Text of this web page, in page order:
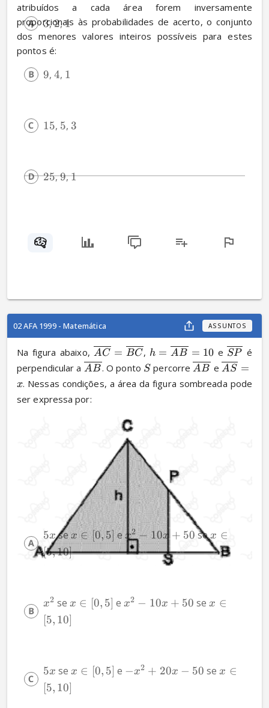
atribuídos a cada área forem inversamente
proporcionais às probabilidades de acerto, o conjunto
dos menores valores inteiros possíveis para estes
pontos é:
3, 2, 1
9, 4, 1
15, 5, 3
25, 9, 1
02 AFA 1999 - Matemática ASSUNTOS
Na figura abaixo, AC = BC, h = AB = 10 e SP é
perpendicular a AB. O ponto S percorre AB e AS =
x. Nessas condições, a área da figura sombreada pode
ser expressa por:
5x se x ∈ [0, 5] e x2 − 10x + 50 se x ∈
[5,10]
x2 se x ∈ [0, 5] e x2 − 10x + 50 se x ∈
[5, 10]
5x se x ∈ [0, 5] e −x2 + 20x − 50 se x ∈
[5, 10]